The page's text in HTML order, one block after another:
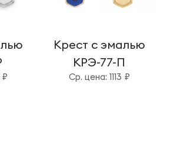
₽
Крест с эмалью
КРЭ-77-П
Cр. цена: 1113 ₽